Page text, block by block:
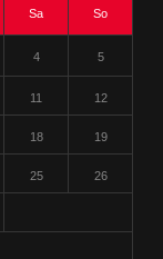
Sa So
4 5
11 12
18 19
25 26